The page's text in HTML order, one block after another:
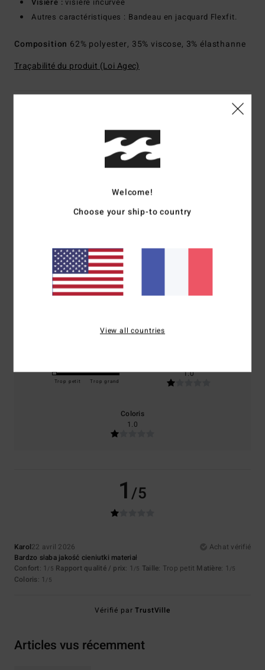
Visière : visière incurvée
Autres caractéristiques : Bandeau en jacquard Flexfit.
Composition 62% polyester, 35% viscose, 3% élasthanne
Traçabilité du produit (Loi Agec)
1.0
basé sur1 avis vérifiés
0% de nos clients recommandent ce produit
Trop petit Trop grand
1.0
Coloris
1.0
1/5
Karol22 avril 2026
Achat vérifié
Bardzo słaba jakość cieniutki materiał
Confort: 1 /5 Rapport qualité / prix: 1 /5 Taille: Trop petit Matière: 1 /5
Coloris: 1 /5
Vérifié parTrustVille
Articles vus récemment
Welcome!
Choose your ship-to country
View all countries